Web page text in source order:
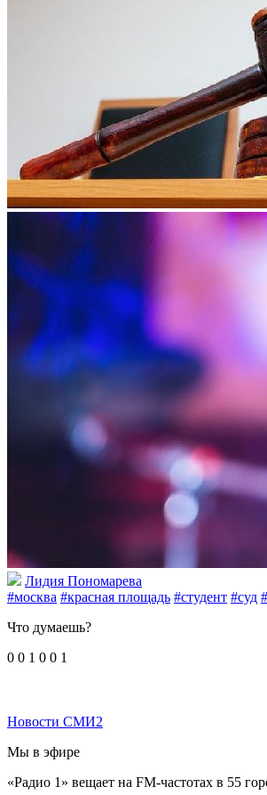
Лидия Пономарева
#москва #красная площадь #студент #суд
Что думаешь?
0 0 1 0 0 1
Новости СМИ2
Мы в эфире
«Радио 1» вещает на FM-частотах в 55